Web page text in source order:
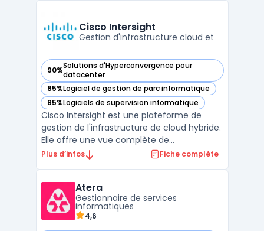
et les journaux, afin de détecter et résoudre
pr ...
Cisco Intersight
Gestion d'infrastructure cloud et
90%Solutions d'Hyperconvergence pour
datacenter
— voir Cisco Intersight dans cette catégorie
85%Logiciel de gestion de parc informatique
— voir Cisco Intersight dans cette catégorie
85%Logiciels de supervision informatique
— voir Cisco Intersight dans cette catégorie
Cisco Intersight est une plateforme de
gestion de l'infrastructure de cloud hybride.
Elle offre une vue complète de
l'infrastructure, permettant aux utilisateurs
La plateforme offre également des
fonctionna ...
Plus d’infos Fiche complète
Atera
Gestionnaire de services
informatiques
4,6